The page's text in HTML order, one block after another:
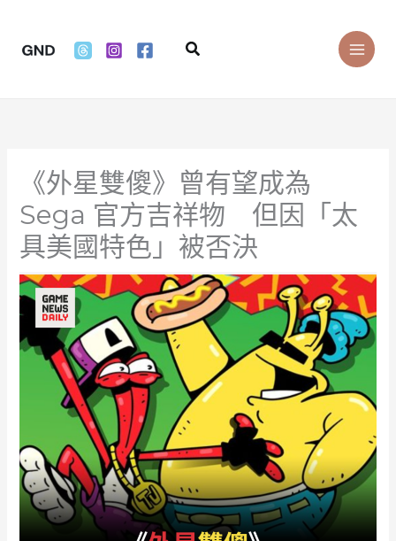
content
Search
《外星雙傻》曾有望成為
Sega 官方吉祥物 但因「太
具美國特色」被否決